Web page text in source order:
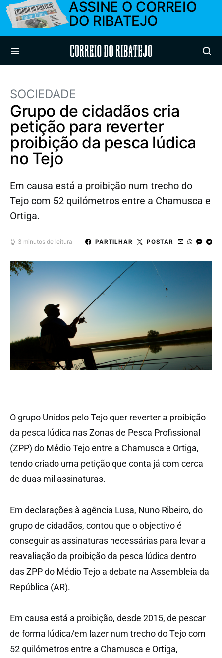
ASSINE O CORREIO
DO RIBATEJO
Correio do Ribatejo
SOCIEDADE
Grupo de cidadãos cria
petição para reverter
proibição da pesca lúdica
no Tejo
Em causa está a proibição num trecho do
Tejo com 52 quilómetros entre a Chamusca e
Ortiga.
3 minutos de leitura PARTILHAR POSTAR
O grupo Unidos pelo Tejo quer reverter a proibição
da pesca lúdica nas Zonas de Pesca Profissional
(ZPP) do Médio Tejo entre a Chamusca e Ortiga,
tendo criado uma petição que conta já com cerca
de duas mil assinaturas.
Em declarações à agência Lusa, Nuno Ribeiro, do
grupo de cidadãos, contou que o objectivo é
conseguir as assinaturas necessárias para levar a
reavaliação da proibição da pesca lúdica dentro
das ZPP do Médio Tejo a debate na Assembleia da
República (AR).
Em causa está a proibição, desde 2015, de pescar
de forma lúdica/em lazer num trecho do Tejo com
52 quilómetros entre a Chamusca e Ortiga,